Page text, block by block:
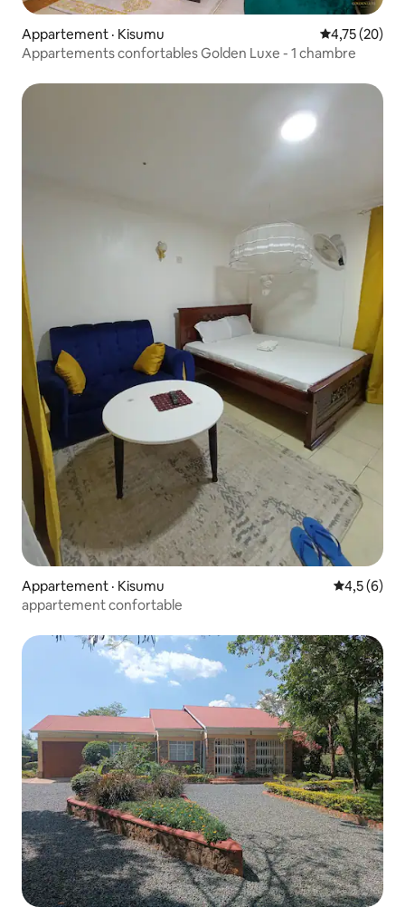
Appartement · Kisumu Note
4,75 (20)
Appartements confortables Golden Luxe - 1 chambre
Appartement · Kisumu Note
4,5 (6)
appartement confortable